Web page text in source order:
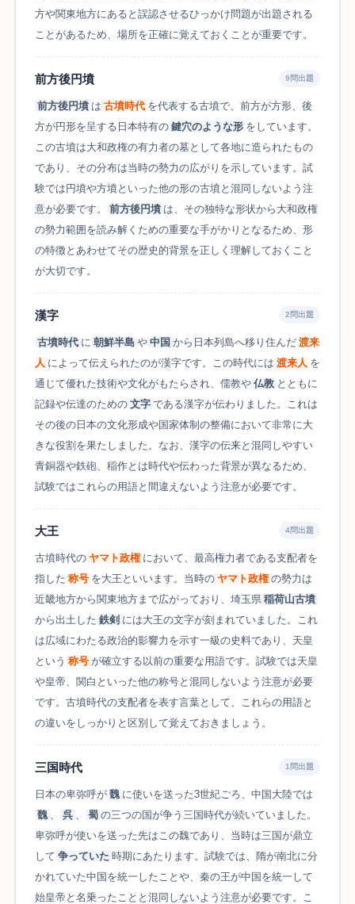
方や関東地方にあると誤認させるひっかけ問題が出題される
ことがあるため、場所を正確に覚えておくことが重要です。
前方後円墳 9問出題
前方後円墳 は 古墳時代 を代表する古墳で、前方が方形、後
方が円形を呈する日本特有の 鍵穴のような形 をしています。
この古墳は大和政権の有力者の墓として各地に造られたもの
であり、その分布は当時の勢力の広がりを示しています。試
験では円墳や方墳といった他の形の古墳と混同しないよう注
意が必要です。
前方後円墳 は、その独特な形状から大和政権
の勢力範囲を読み解くための重要な手がかりとなるため、形
の特徴とあわせてその歴史的背景を正しく理解しておくこと
が大切です。
漢字 2問出題
古墳時代 に 朝鮮半島 や 中国 から日本列島へ移り住んだ 渡来
人 によって伝えられたのが漢字です。この時代には 渡来人 を
通じて優れた技術や文化がもたらされ、儒教や 仏教 とともに
記録や伝達のための 文字 である漢字が伝わりました。これは
その後の日本の文化形成や国家体制の整備において非常に大
きな役割を果たしました。なお、漢字の伝来と混同しやすい
青銅器や鉄砲、稲作とは時代や伝わった背景が異なるため、
試験ではこれらの用語と間違えないよう注意が必要です。
大王 4問出題
古墳時代の ヤマト政権 において、最高権力者である支配者を
指した 称号 を大王といいます。当時の ヤマト政権 の勢力は
近畿地方から関東地方まで広がっており、埼玉県 稲荷山古墳
から出土した 鉄剣 には大王の文字が刻まれていました。これ
は広域にわたる政治的影響力を示す一級の史料であり、天皇
という 称号 が確立する以前の重要な用語です。試験では天皇
や皇帝、関白といった他の称号と混同しないよう注意が必要
です。古墳時代の支配者を表す言葉として、これらの用語と
の違いをしっかりと区別して覚えておきましょう。
三国時代 1問出題
日本の卑弥呼が 魏 に使いを送った3世紀ごろ、中国大陸では
魏
呉 蜀 の三つの国が争う三国時代が続いていました。
卑弥呼が使いを送った先はこの魏であり、当時は三国が鼎立
して 争っていた 時期にあたります。試験では、隋が南北に分
かれていた中国を統一したことや、秦の王が中国を統一して
始皇帝と名乗ったことと混同しないよう注意が必要です。こ